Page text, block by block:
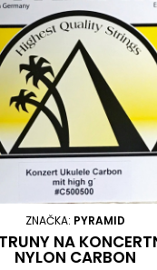
ZNAČKA: PYRAMID
NA
NYLON CARBON